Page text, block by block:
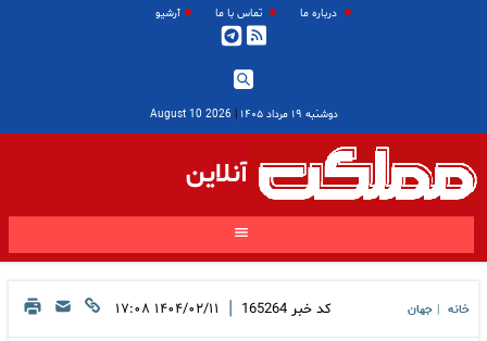
درباره ما تماس با ما آرشیو
دوشنبه ۱۹ مرداد ۱۴۰۵ |
2026 August 10
آنلاین
خانه جهان کد خبر 165264
| ۱۴۰۴/۰۲/۱۱ ۱۷:۰۸